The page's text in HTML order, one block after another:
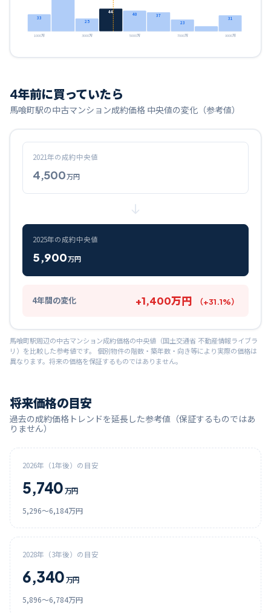
33
25
44 40 37
23
31
1000万 3000万 5000万 7000万 9000万
4年前に買っていたら
馬喰町駅の中古マンション成約価格 中央値の変化（参考値）
2021年の成約中央値
4,500万円
2025年の成約中央値
5,900万円
4年間の変化 +1,400万円 （+31.1%）
馬喰町駅周辺の中古マンション成約価格の中央値（国土交通省 不動産情報ライブラ
リ）を比較した参考値です。 個別物件の階数・築年数・向き等により実際の価格は
異なります。将来の価格を保証するものではありません。
将来価格の目安
過去の成約価格トレンドを延長した参考値（保証するものではあ
りません）
2026年（1年後）の目安
5,740 万円
5,296〜6,184万円
2028年（3年後）の目安
6,340 万円
5,896〜6,784万円